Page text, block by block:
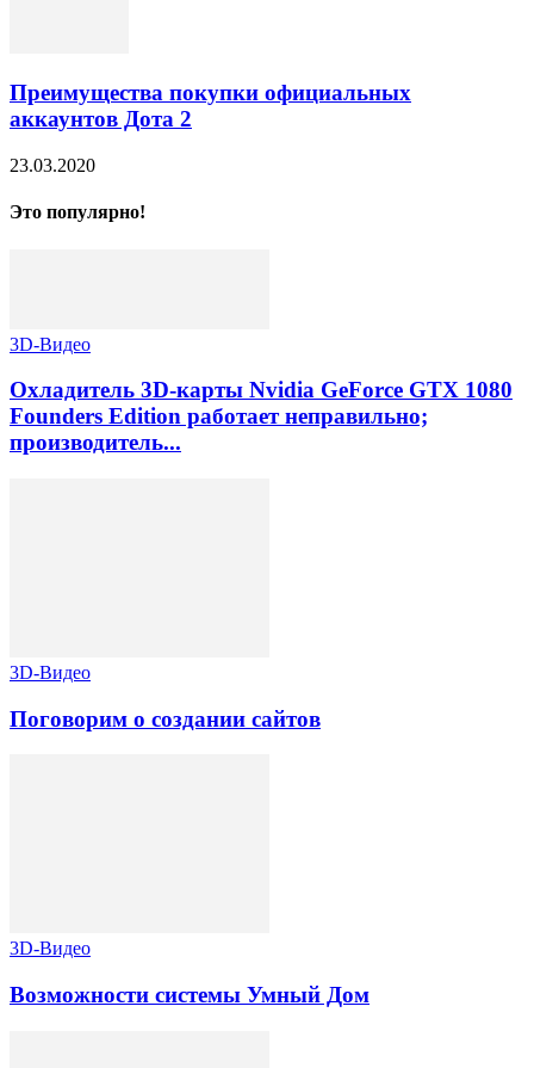
Преимущества покупки официальных
аккаунтов Дота 2
23.03.2020
Это популярно!
3D-Видео
Охладитель 3D-карты Nvidia GeForce GTX 1080
Founders Edition работает неправильно;
производитель...
3D-Видео
Поговорим о создании сайтов
3D-Видео
Возможности системы Умный Дом